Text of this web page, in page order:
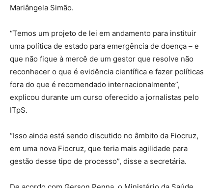
Mariângela Simão.
“Temos um projeto de lei em andamento para instituir
uma política de estado para emergência de doença – e
que não fique à mercê de um gestor que resolve não
reconhecer o que é evidência científica e fazer políticas
fora do que é recomendado internacionalmente”,
explicou durante um curso oferecido a jornalistas pelo
ITpS.
“Isso ainda está sendo discutido no âmbito da Fiocruz,
em uma nova Fiocruz, que teria mais agilidade para
gestão desse tipo de processo”, disse a secretária.